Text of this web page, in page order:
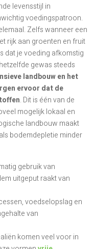
levensstijl in
voedingspatroon.
Zelfs wanneer een
rijk aan groenten en fruit
dat je voeding afkomstig
gewas steeds
landbouw en het
ervoor dat de
. Dit is één van de
mogelijk lokaal en
landbouw maakt
bodemdepletie minder
gebruik van
uitgeput raakt van
voedselopslag en
van
komen veel voor in